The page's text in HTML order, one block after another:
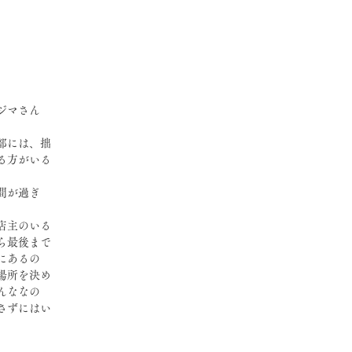
マさん
には、拙
方がいる
が過ぎ
主のいる
最後まで
あるの
所を決め
ななの
ずにはい